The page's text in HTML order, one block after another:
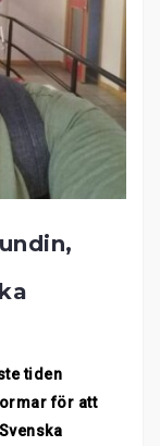
tiden
för att